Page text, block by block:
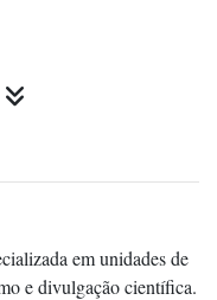
em unidades de
e divulgação científica.